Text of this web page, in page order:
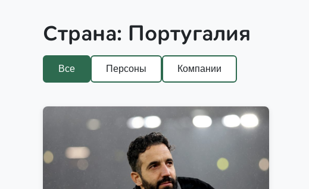
Страна: Португалия
Все Персоны Компании